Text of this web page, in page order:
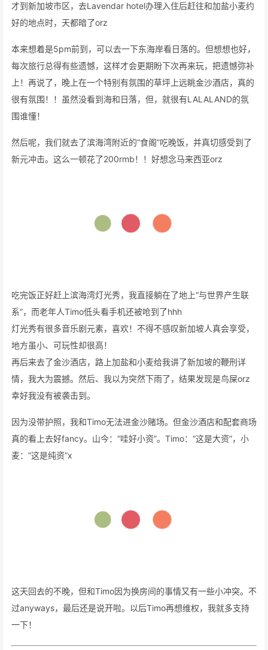
才到新加坡市区，去Lavendar hotel办理入住后赶往和加盐小麦约
好的地点时，天都暗了orz
本来想着是5pm前到，可以去一下东海岸看日落的。但想想也好，
每次旅行总得有些遗憾，这样才会更期盼下次再来玩，把遗憾弥补
上！再说了，晚上在一个特别有氛围的草坪上远眺金沙酒店，真的
很有氛围！！虽然没看到海和日落，但，就很有LALALAND的氛
围谁懂！
然后呢，我们就去了滨海湾附近的“食阁”吃晚饭，并真切感受到了
新元冲击。这么一顿花了200rmb！！好想念马来西亚orz
吃完饭正好赶上滨海湾灯光秀，我直接躺在了地上“与世界产生联
系”，而老年人Timo低头看手机还被呛到了hhh
灯光秀有很多音乐剧元素，喜欢！不得不感叹新加坡人真会享受，
地方虽小、可玩性却很高！
再后来去了金沙酒店，路上加盐和小麦给我讲了新加坡的鞭刑详
情，我大为震撼。然后、我以为突然下雨了，结果发现是鸟屎orz
幸好我没有被袭击到。
因为没带护照，我和Timo无法进金沙赌场。但金沙酒店和配套商场
真的看上去好fancy。山今：“哇好小资”。Timo：“这是大资”，小
麦：“这是纯资”x
这天回去的不晚，但和Timo因为换房间的事情又有一些小冲突。不
过anyways，最后还是说开啦。以后Timo再想维权，我就多支持
一下！